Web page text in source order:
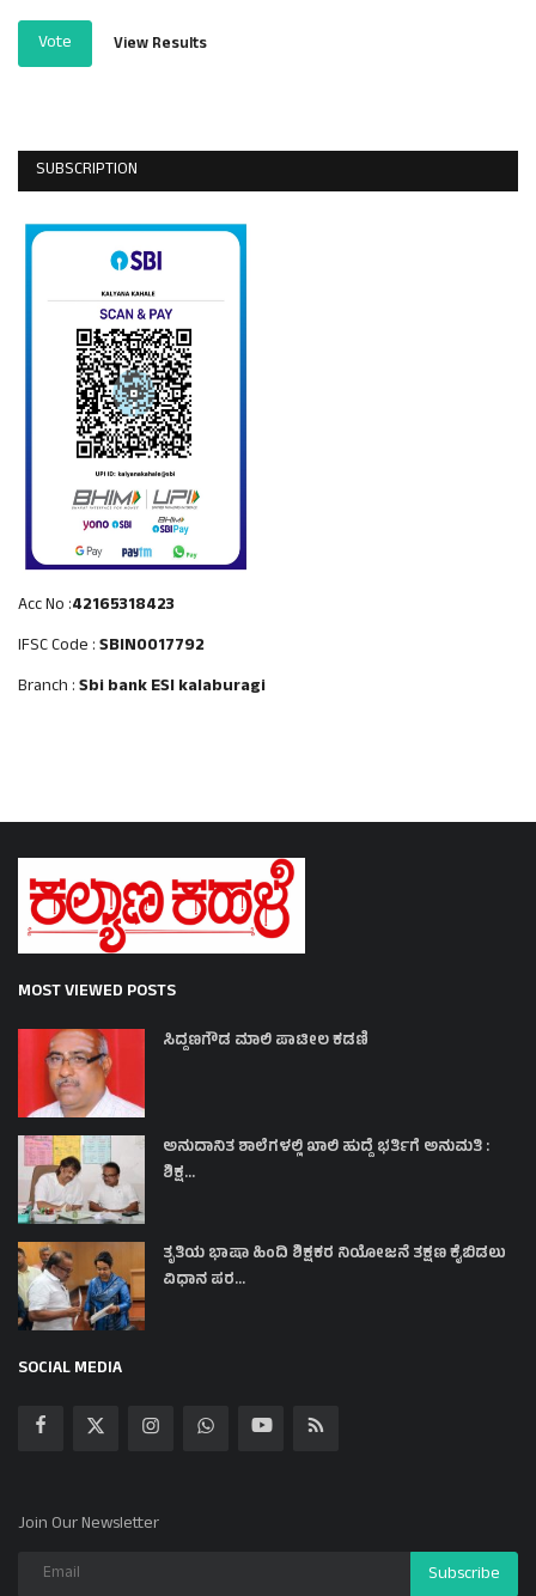
Vote View Results
SUBSCRIPTION
Acc No :42165318423
IFSC Code :SBIN0017792
Branch :Sbi bank ESI kalaburagi
MOST VIEWED POSTS
ಸಿದ್ದಣಗೌಡ ಮಾಲಿ ಪಾಟೀಲ ಕಡಣಿ
ಅನುದಾನಿತ ಶಾಲೆಗಳಲ್ಲಿ ಖಾಲಿ ಹುದ್ದೆ ಭರ್ತಿಗೆ ಅನುಮತಿ :
ಶಿಕ್ಷ...
ತೃತಿಯ ಭಾಷಾ ಹಿಂದಿ ಶಿಕ್ಷಕರ ನಿಯೋಜನೆ ತಕ್ಷಣ ಕೈಬಿಡಲು
ವಿಧಾನ ಪರ...
SOCIAL MEDIA
Join Our Newsletter
Subscribe